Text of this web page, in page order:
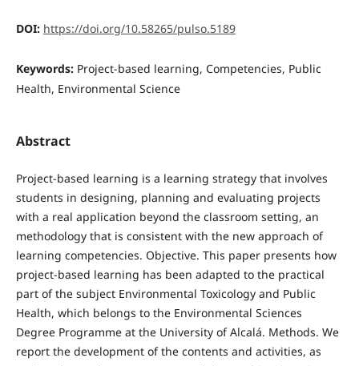
DOI: https://doi.org/10.58265/pulso.5189
Keywords: Project-based learning, Competencies, Public
Health, Environmental Science
Abstract
Project-based learning is a learning strategy that involves
students in designing, planning and evaluating projects
with a real application beyond the classroom setting, an
methodology that is consistent with the new approach of
learning competencies. Objective. This paper presents how
project-based learning has been adapted to the practical
part of the subject Environmental Toxicology and Public
Health, which belongs to the Environmental Sciences
Degree Programme at the University of Alcalá. Methods. We
report the development of the contents and activities, as